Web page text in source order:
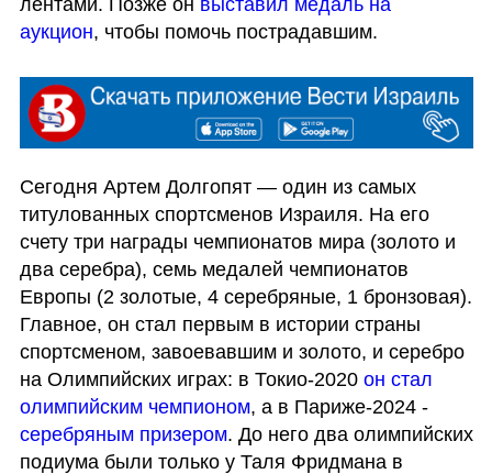
аукцион, чтобы помочь пострадавшим.
Сегодня Артем Долгопят — один из самых
титулованных спортсменов Израиля. На его
счету три награды чемпионатов мира (золото и
два серебра), семь медалей чемпионатов
Европы (2 золотые, 4 серебряные, 1 бронзовая).
Главное, он стал первым в истории страны
спортсменом, завоевавшим и золото, и серебро
на Олимпийских играх: в Токио-2020 он стал
олимпийским чемпионом
, а в Париже-2024 -
серебряным призером. До него два олимпийских
подиума были только у Таля Фридмана в